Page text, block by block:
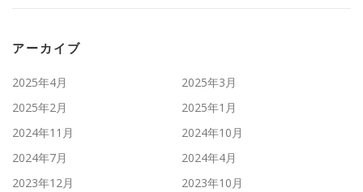
アーカイブ
2025年4月
2025年3月
2025年2月
2025年1月
2024年11月
2024年10月
2024年7月
2024年4月
2023年12月
2023年10月